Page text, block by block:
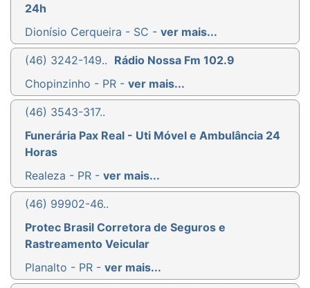
24h
Dionísio Cerqueira - SC - ver mais...
(46) 3242-149.. Rádio Nossa Fm 102.9
Chopinzinho - PR - ver mais...
(46) 3543-317..
Funerária Pax Real - Uti Móvel e Ambulância 24
Horas
Realeza - PR - ver mais...
(46) 99902-46..
Protec Brasil Corretora de Seguros e
Rastreamento Veicular
Planalto - PR - ver mais...